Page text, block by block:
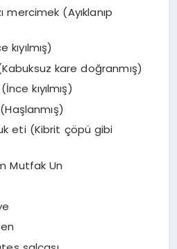
mercimek (Ayıklanıp
kare doğranmış)
kıyılmış)
eti (Kibrit çöpü gibi
Mutfak Un